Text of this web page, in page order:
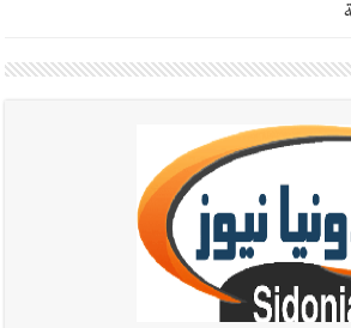
لبنان الجنوبي : انخفاض التغذية بالمياه
المتكرر لخط الخدمات الكهربائي